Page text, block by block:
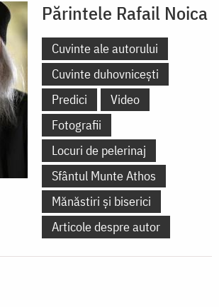
Părintele Rafail Noica
Cuvinte ale autorului
Cuvinte duhovnicești
Predici
Video
Fotografii
Locuri de pelerinaj
Sfântul Munte Athos
Mănăstiri și biserici
Articole despre autor